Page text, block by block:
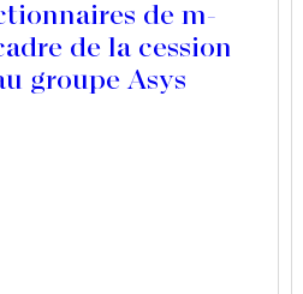
de m-
de la cession
groupe Asys